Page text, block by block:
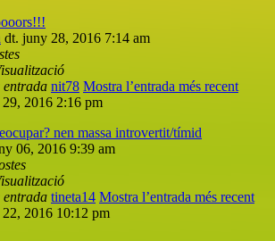
dt. juny 28, 2016 7:14 am
nit78 Mostra l’entrada més recent
2016 2:16 pm
nen massa introvertit/tímid
06, 2016 9:39 am
tineta14 Mostra l’entrada més recent
2016 10:12 pm